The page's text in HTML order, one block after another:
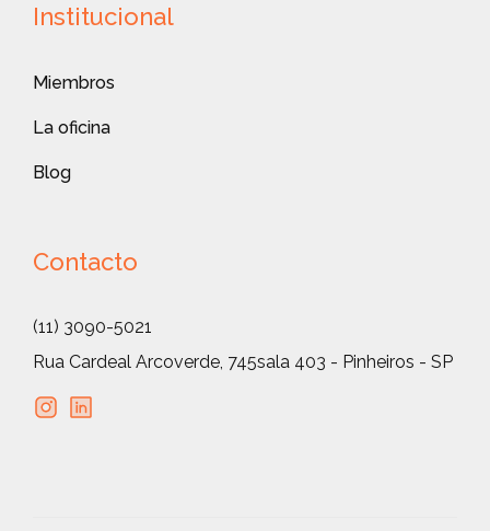
Institucional
Miembros
La oficina
Blog
Contacto
(11) 3090-5021
Rua Cardeal Arcoverde, 745sala 403 - Pinheiros - SP